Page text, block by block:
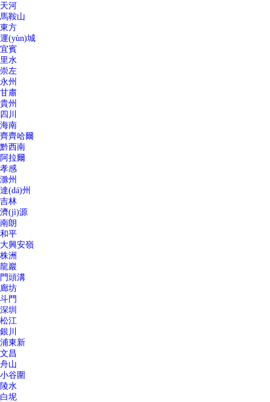
天河
馬鞍山
東方
運(yùn)城
宜賓
里水
崇左
永州
甘肅
貴州
四川
海南
齊齊哈爾
黔西南
阿拉爾
孝感
滁州
達(dá)州
吉林
濟(jì)源
南朗
和平
大興安嶺
株洲
龍巖
門頭溝
廊坊
斗門
深圳
松江
銀川
浦東新
文昌
舟山
小谷圍
陵水
白坭